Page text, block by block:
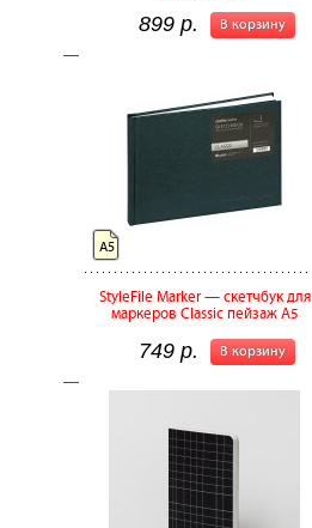
В корзину
899 р.
StyleFile Marker — скетчбук для
маркеров Classic пейзаж A5
В корзину
749 р.
А5